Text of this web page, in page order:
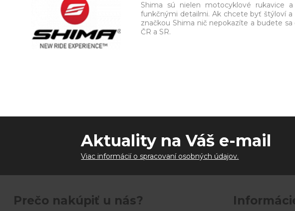
Shima sú nielen motocyklové rukavice
funkčnými detailmi. Ak chcete byť štýloví
značkou Shima nič nepokazíte a budete
ČR a SR.
Aktuality na Váš e-mail
Viac informácií o spracovaní osobných údajov.
Prečo nakúpiť u nás?